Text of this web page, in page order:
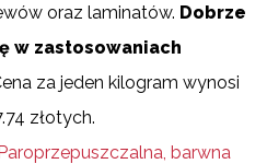
oraz laminatów. Dobrze
w zastosowaniach
za jeden kilogram wynosi
złotych.
barwna